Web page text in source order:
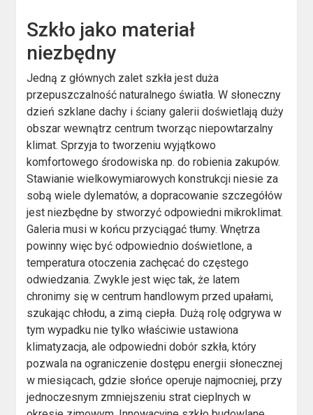
Szkło jako materiał
niezbędny
Jedną z głównych zalet szkła jest duża
przepuszczalność naturalnego światła. W słoneczny
dzień szklane dachy i ściany galerii doświetlają duży
obszar wewnątrz centrum tworząc niepowtarzalny
klimat. Sprzyja to tworzeniu wyjątkowo
komfortowego środowiska np. do robienia zakupów.
Stawianie wielkowymiarowych konstrukcji niesie za
sobą wiele dylematów, a dopracowanie szczegółów
jest niezbędne by stworzyć odpowiedni mikroklimat.
Galeria musi w końcu przyciągać tłumy. Wnętrza
powinny więc być odpowiednio doświetlone, a
temperatura otoczenia zachęcać do częstego
odwiedzania. Zwykle jest więc tak, że latem
chronimy się w centrum handlowym przed upałami,
szukając chłodu, a zimą ciepła. Dużą rolę odgrywa w
tym wypadku nie tylko właściwie ustawiona
klimatyzacja, ale odpowiedni dobór szkła, który
pozwala na ograniczenie dostępu energii słonecznej
w miesiącach, gdzie słońce operuje najmocniej, przy
jednoczesnym zmniejszeniu strat cieplnych w